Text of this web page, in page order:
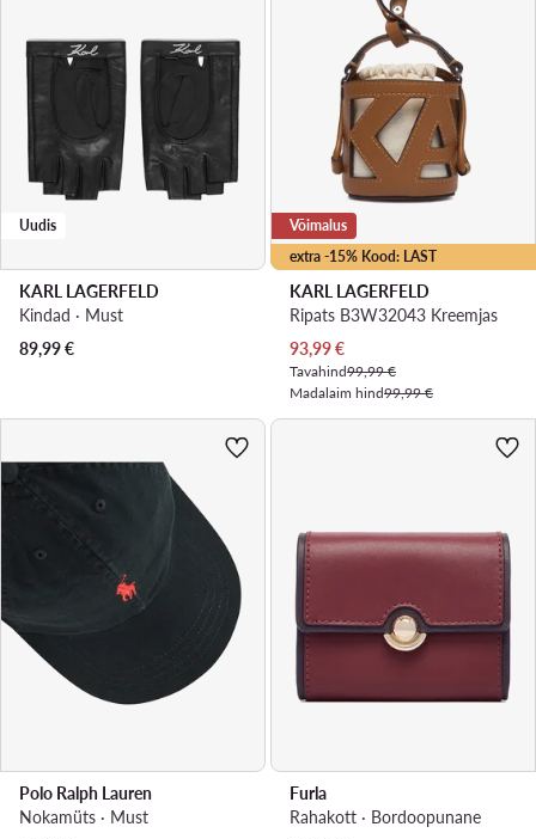
Uudis
KARL LAGERFELD
Kindad · Must
89,99€
extra -15% Kood: LAST
Võimalus
KARL LAGERFELD
Ripats B3W32043 Kreemjas
Praegune hind
93,99€
Tavahind99,99 €
Madalaim hind99,99 €
Polo Ralph Lauren
Nokamüts · Must
Furla
Rahakott · Bordoopunane